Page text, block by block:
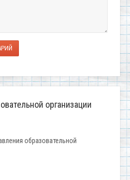
организации
образовательной